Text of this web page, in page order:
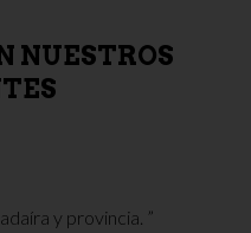
NUESTROS
y provincia.